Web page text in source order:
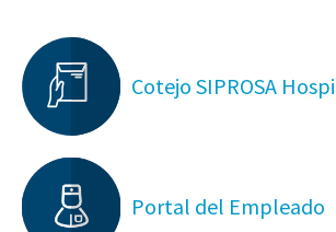
Cotejo SIPROSA
Portal del Empleado